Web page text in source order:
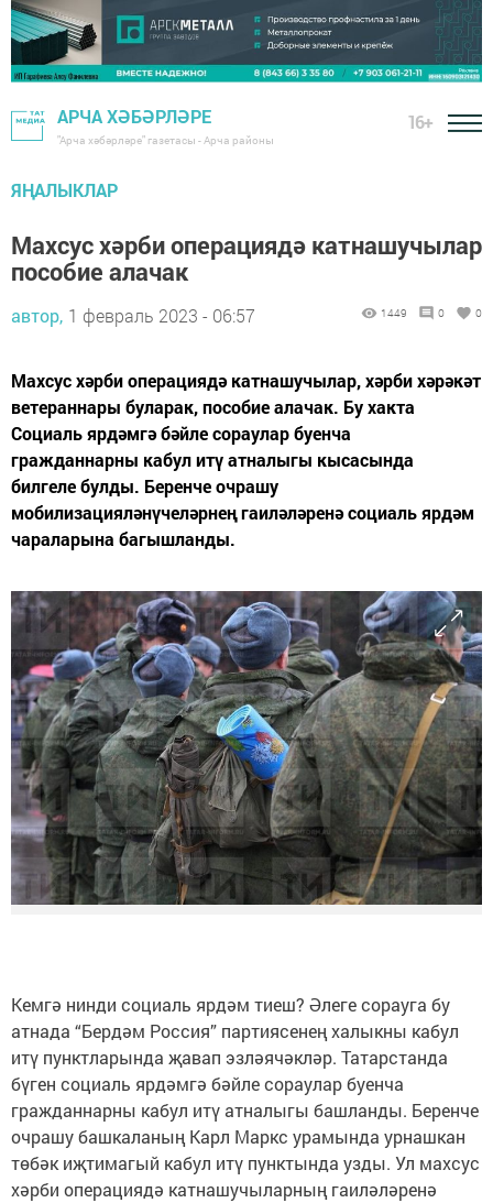
АРЧА ХӘБӘРЛӘРЕ
"Арча хәбәрләре" газетасы - Арча районы
16+
ЯҢАЛЫКЛАР
Махсус хәрби операциядә катнашучылар
пособие алачак
автор, 1 февраль 2023 - 06:57 1449 0 0
Махсус хәрби операциядә катнашучылар, хәрби хәрәкәт
ветераннары буларак, пособие алачак. Бу хакта
Социаль ярдәмгә бәйле сораулар буенча
гражданнарны кабул итү атналыгы кысасында
билгеле булды. Беренче очрашу
мобилизацияләнүчеләрнең гаиләләренә социаль ярдәм
чараларына багышланды.
Кемгә нинди социаль ярдәм тиеш? Әлеге сорауга бу
атнада “Бердәм Россия” партиясенең халыкны кабул
итү пунктларында җавап эзләячәкләр. Татарстанда
бүген социаль ярдәмгә бәйле сораулар буенча
гражданнарны кабул итү атналыгы башланды. Беренче
очрашу башкаланың Карл Маркс урамында урнашкан
төбәк иҗтимагый кабул итү пунктында узды. Ул махсус
хәрби операциядә катнашучыларның гаиләләренә